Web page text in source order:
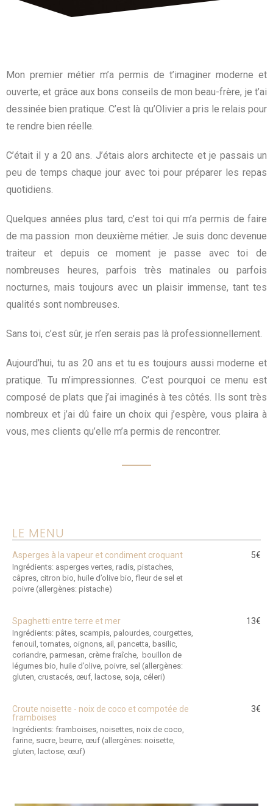
Mon premier métier m’a permis de t’imaginer moderne et
ouverte; et grâce aux bons conseils de mon beau-frère, je t’ai
dessinée bien pratique. C’est là qu’Olivier a pris le relais pour
te rendre bien réelle.
C’était il y a 20 ans. J’étais alors architecte et je passais un
peu de temps chaque jour avec toi pour préparer les repas
quotidiens.
Quelques années plus tard, c’est toi qui m’a permis de faire
de ma passion mon deuxième métier. Je suis donc devenue
traiteur et depuis ce moment je passe avec toi de
nombreuses heures, parfois très matinales ou parfois
nocturnes, mais toujours avec un plaisir immense, tant tes
qualités sont nombreuses.
Sans toi, c’est sûr, je n’en serais pas là professionnellement.
Aujourd’hui, tu as 20 ans et tu es toujours aussi moderne et
pratique. Tu m’impressionnes. C’est pourquoi ce menu est
composé de plats que j’ai imaginés à tes côtés. Ils sont très
nombreux et j’ai dû faire un choix qui j’espère, vous plaira à
vous, mes clients qu’elle m’a permis de rencontrer.
LE MENU
Asperges à la vapeur et condiment croquant
Ingrédients: asperges vertes, radis, pistaches,
câpres, citron bio, huile d’olive bio, fleur de sel et
poivre (allergènes: pistache)
5€
Spaghetti entre terre et mer
Ingrédients: pâtes, scampis, palourdes, courgettes,
fenouil, tomates, oignons, ail, pancetta, basilic,
coriandre, parmesan, crème fraîche, bouillon de
légumes bio, huile d’olive, poivre, sel (allergènes:
gluten, crustacés, œuf, lactose, soja, céleri)
13€
Croute noisette - noix de coco et compotée de
framboises
Ingrédients: framboises, noisettes, noix de coco,
farine, sucre, beurre, œuf (allergènes: noisette,
gluten, lactose, œuf)
3€